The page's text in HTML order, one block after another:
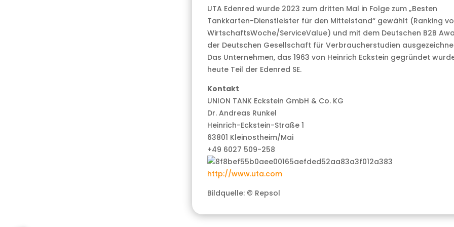
UTA Edenred wurde 2023 zum dritten Mal in Folge zum „Besten
Tankkarten-Dienstleister für den Mittelstand“ gewählt (Ranking
WirtschaftsWoche/ServiceValue) und mit dem Deutschen B2B
der Deutschen Gesellschaft für Verbraucherstudien
Das Unternehmen, das 1963 von Heinrich Eckstein gegründet
heute Teil der Edenred SE.
Kontakt
UNION TANK Eckstein GmbH & Co. KG
Dr. Andreas Runkel
Heinrich-Eckstein-Straße 1
63801 Kleinostheim/Mai
+49 6027 509-258
http://www.uta.com
Bildquelle: © Repsol